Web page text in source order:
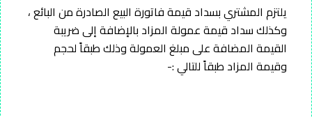
يلتزم المشتري بسداد قيمة فاتورة البيع الصادرة من البائع ،
وكذلك سداد قيمة عمولة المزاد بالإضافة إلى ضريبة
القيمة المضافة على مبلغ العمولة وذلك طبقاً لحجم
وقيمة المزاد طبقاً للتالي :-